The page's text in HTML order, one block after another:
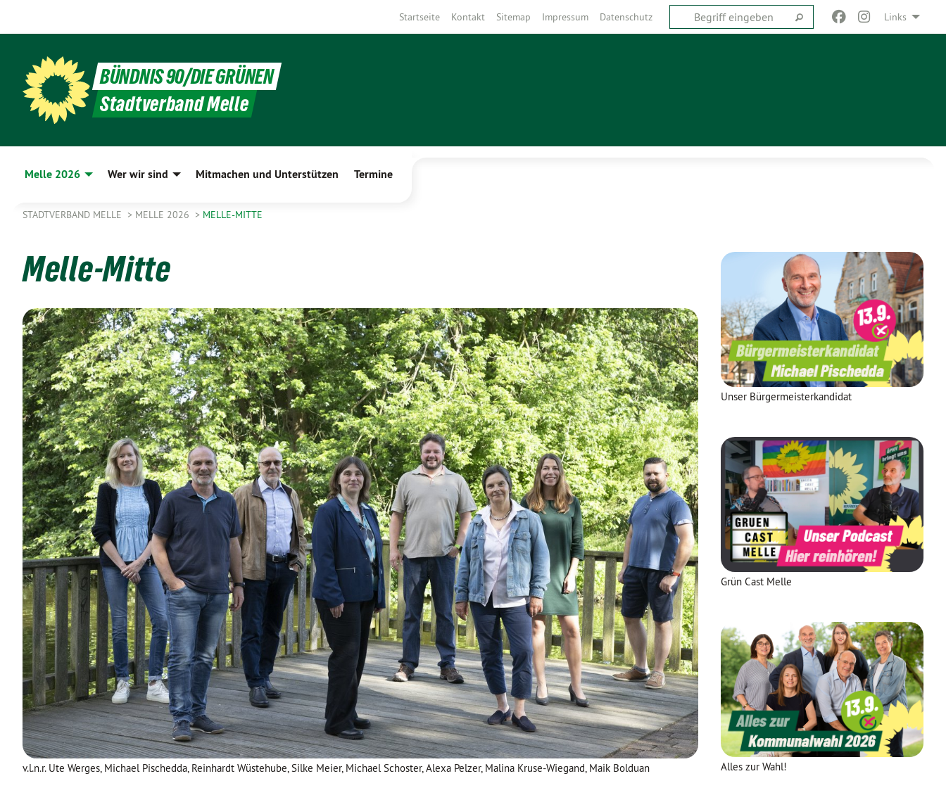
Links
Startseite Kontakt Sitemap Impressum Datenschutz
BÜNDNIS 90/DIE GRÜNEN
Stadtverband Melle
Melle 2026 Wer wir sind Mitmachen und Unterstützen Termine
STADTVERBAND MELLE MELLE 2026 MELLE-MITTE
Melle-Mitte
v.l.n.r. Ute Werges, Michael Pischedda, Reinhardt Wüstehube, Silke Meier, Michael Schoster, Alexa Pelzer, Malina Kruse-Wiegand, Maik Bolduan
Unser Bürgermeisterkandidat
Grün Cast Melle
Alles zur Wahl!